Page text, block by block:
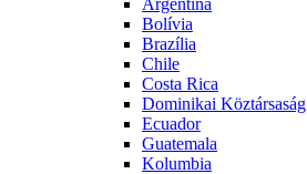
Bolívia
Brazília
Chile
Costa Rica
Dominikai Köztársaság
Ecuador
Guatemala
Kolumbia